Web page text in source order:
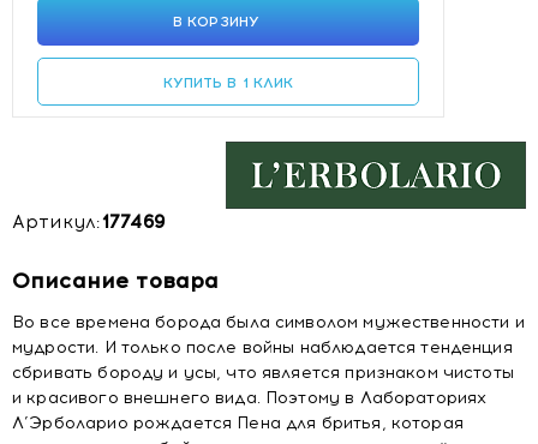
В КОРЗИНУ
КУПИТЬ В 1 КЛИК
Артикул:177469
Описание товара
Во все времена борода была символом мужественности и
мудрости. И только после войны наблюдается тенденция
сбривать бороду и усы, что является признаком чистоты
и красивого внешнего вида. Поэтому в Лабораториях
Л’Эрболарио рождается Пена для бритья, которая